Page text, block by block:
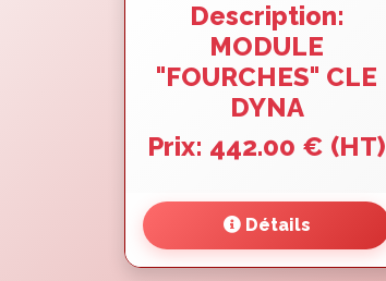
Description:
MODULE
"FOURCHES" CLE
DYNA
Prix: 442.00 € (HT)
Détails